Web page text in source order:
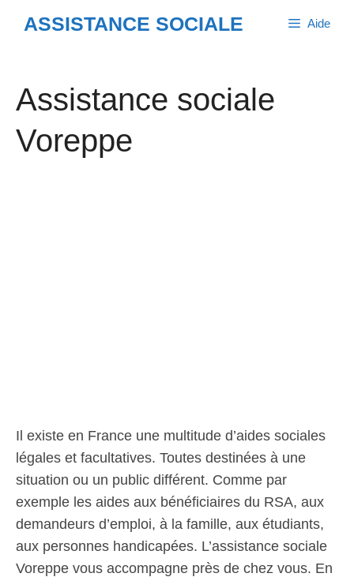
ASSISTANCE SOCIALE Aide
Assistance sociale
Voreppe
Il existe en France une multitude d’aides sociales
légales et facultatives. Toutes destinées à une
situation ou un public différent. Comme par
exemple les aides aux bénéficiaires du RSA, aux
demandeurs d’emploi, à la famille, aux étudiants,
aux personnes handicapées. L’assistance sociale
Voreppe vous accompagne près de chez vous. En